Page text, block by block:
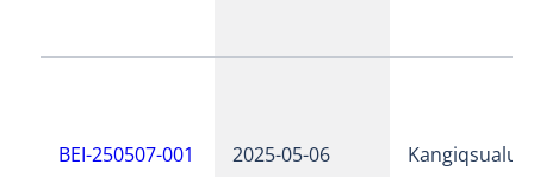
BEI-250507-001 2025-05-06